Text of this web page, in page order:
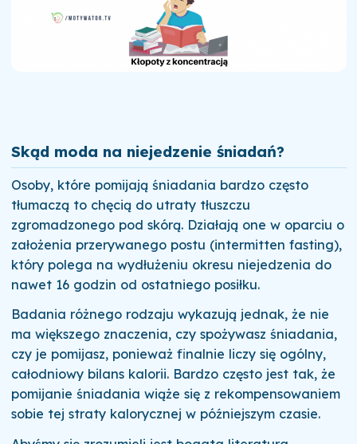
Skąd moda na niejedzenie śniadań?
Osoby, które pomijają śniadania bardzo często
tłumaczą to chęcią do utraty tłuszczu
zgromadzonego pod skórą. Działają one w oparciu o
założenia przerywanego postu (intermitten fasting),
który polega na wydłużeniu okresu niejedzenia do
nawet 16 godzin od ostatniego posiłku.
Badania różnego rodzaju wykazują jednak, że nie
ma większego znaczenia, czy spożywasz śniadania,
czy je pomijasz, ponieważ finalnie liczy się ogólny,
całodniowy bilans kalorii. Bardzo często jest tak, że
pomijanie śniadania wiąże się z rekompensowaniem
sobie tej straty kalorycznej w późniejszym czasie.